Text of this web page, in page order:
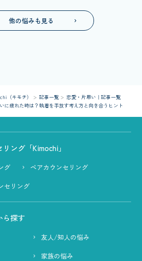
他の悩みも見る
（キモチ） 記事一覧
恋愛・片思い｜記事一覧
に疲れた時は？執着を手放す考え方と向き合うヒント
ング「Kimochi」
グ
ペアカウンセリング
セリング
ら探す
友人/知人の悩み
家族の悩み